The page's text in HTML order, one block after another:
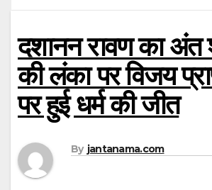
दशानन रावण का अंत
की लंका पर विजय
पर हुई धर्म की जीत
By jantanama.com